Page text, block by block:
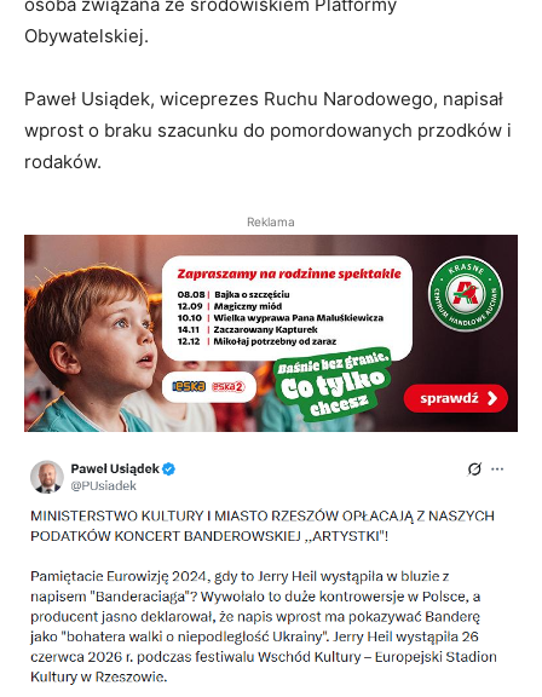
Obywatelskiej.
Paweł Usiądek, wiceprezes Ruchu Narodowego, napisał
wprost o braku szacunku do pomordowanych przodków i
rodaków.
Reklama